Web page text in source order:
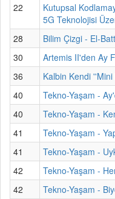
22
Kutupsal
5G Teknolojisi
28
Bilim Çizgi - El-
30
Artemis II'den Ay
36
Kalbin Kendi
40
Tekno-Yaşam -
40
Tekno-Yaşam -
41
Tekno-Yaşam -
41
Tekno-Yaşam -
42
Tekno-Yaşam -
42
Tekno-Yaşam -